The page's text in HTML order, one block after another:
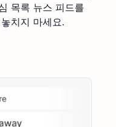
목록 뉴스 피드를
치지 마세요.